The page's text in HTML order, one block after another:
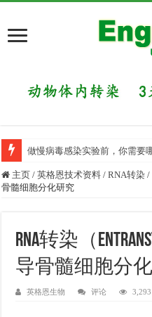
做慢病毒感染实验前，你需要
主页 / 英格恩技术资料 / RNA转染 /
骨髓细胞分化研究
RNA转染（
导骨髓细胞分
英格恩生物 评论